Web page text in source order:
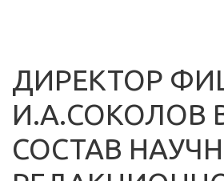
ДИРЕКТОР
И.А.СОКОЛОВ
СОСТАВ